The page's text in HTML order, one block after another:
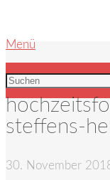
Menü
steffens-
30. November